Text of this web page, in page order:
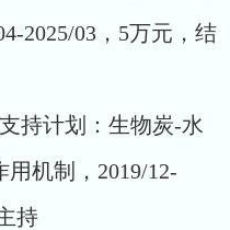
2025/03，5万元，结
持计划：生物炭-水
机制，2019/12-
持